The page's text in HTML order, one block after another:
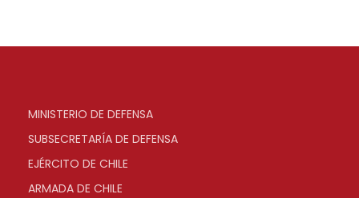
MINISTERIO DE DEFENSA
SUBSECRETARÍA DE DEFENSA
EJÉRCITO DE CHILE
ARMADA DE CHILE